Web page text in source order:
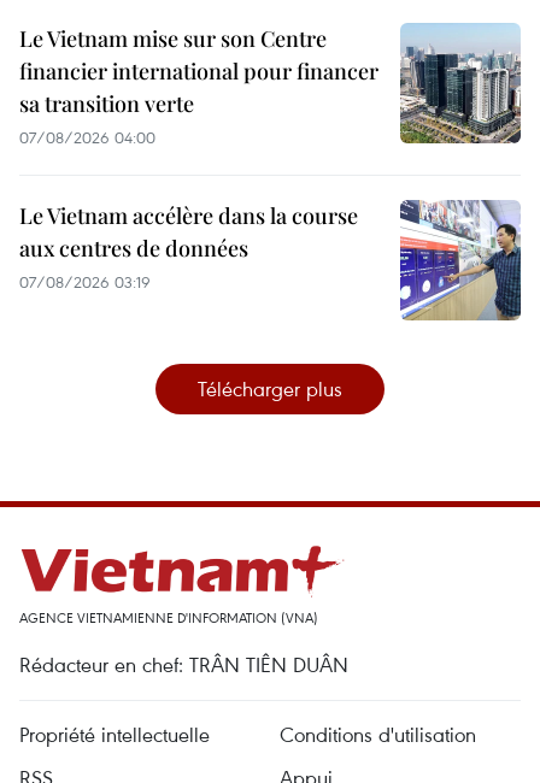
Le Vietnam mise sur son Centre
financier international pour financer
sa transition verte
07/08/2026 04:00
Le Vietnam accélère dans la course
aux centres de données
07/08/2026 03:19
Télécharger plus
AGENCE VIETNAMIENNE D'INFORMATION (VNA)
Rédacteur en chef: TRÂN TIÊN DUÂN
Propriété intellectuelle
Conditions d'utilisation